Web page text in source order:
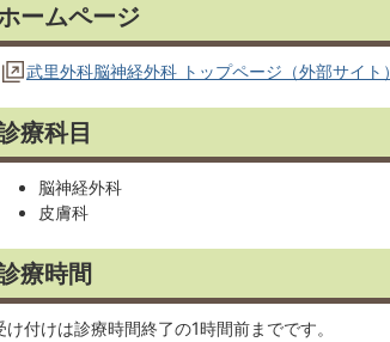
ームページ
武里外科脳神経外科 トップページ（外部サイト）
療科目
脳神経外科
皮膚科
療時間
け付けは診療時間終了の1時間前までです。